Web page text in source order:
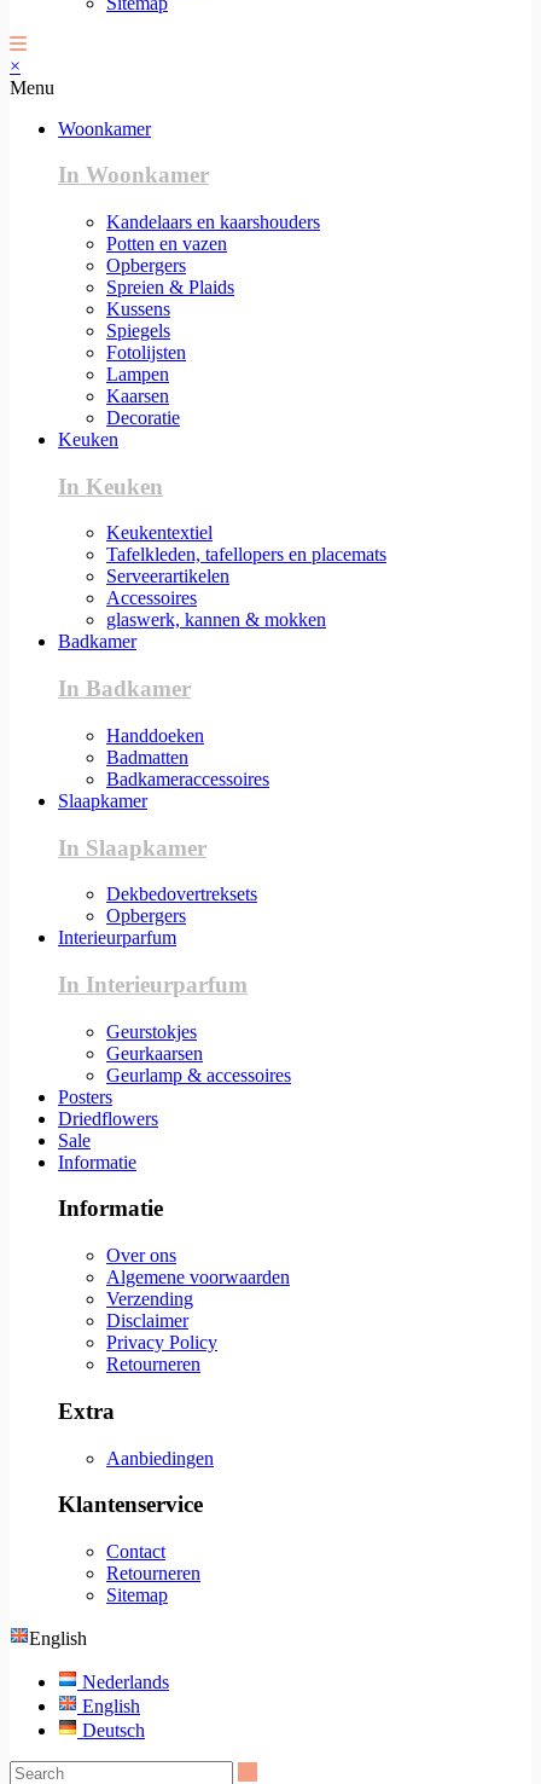
×
Menu
Woonkamer
In Woonkamer
Kandelaars en kaarshouders
Potten en vazen
Opbergers
Spreien & Plaids
Kussens
Spiegels
Fotolijsten
Lampen
Kaarsen
Decoratie
Keuken
In Keuken
Keukentextiel
Tafelkleden, tafellopers en placemats
Serveerartikelen
Accessoires
glaswerk, kannen & mokken
Badkamer
In Badkamer
Handdoeken
Badmatten
Badkameraccessoires
Slaapkamer
In Slaapkamer
Dekbedovertreksets
Opbergers
Interieurparfum
In Interieurparfum
Geurstokjes
Geurkaarsen
Geurlamp & accessoires
Posters
Driedflowers
Sale
Informatie
Informatie
Over ons
Algemene voorwaarden
Verzending
Disclaimer
Privacy Policy
Retourneren
Extra
Aanbiedingen
Klantenservice
Contact
Retourneren
Sitemap
English
Nederlands
English
Deutsch